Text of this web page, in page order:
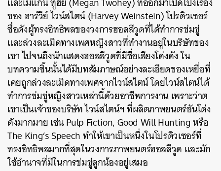
ของ ฮาร์วีย์ ไวน์สไตน์ (Harvey Weinstein) โปรดิวเซอร์
ชื่อดังผู้ทรงอิทธิพลของวงการฮอลลีวูดที่ได้ทำการข่มขู่
และล่วงละเมิดทางเพศหญิงสาวที่ทำงานอยู่ในบริษัทของ
เขา ไปจนถึงนักแสดงฮอลลีวูดที่มีชื่อเสียงโด่งดัง ใน
บทความชิ้นนั้นได้มีบทสัมภาษณ์อย่างละเอียดของเหยื่อที่
เคยถูกล่วงละเมิดทางเพศจากไวน์สไตน์ โดยไวน์สไตน์ได้
ทำการข่มขู่หญิงสาวเหล่านี้ด้วยอาชีพการงาน เพราะว่าต
เขาเป็นเจ้าของบริษัท ไวน์สไตน์ฯ ที่ผลิตภาพยนตร์อันโด่ง
ดังมากมาย เช่น Pulp Fiction, Good Will Hunting หรือ
The King’s Speech ทำให้เขาเป็นหนึ่งในโปรดิวเซอร์ที่
ทรงอิทธิพลมากที่สุดในวงการภาพยนตร์ฮอลลีวูด และมัก
ใช้อำนาจที่มีในการข่มขู่ลูกน้องอยู่เสมอ